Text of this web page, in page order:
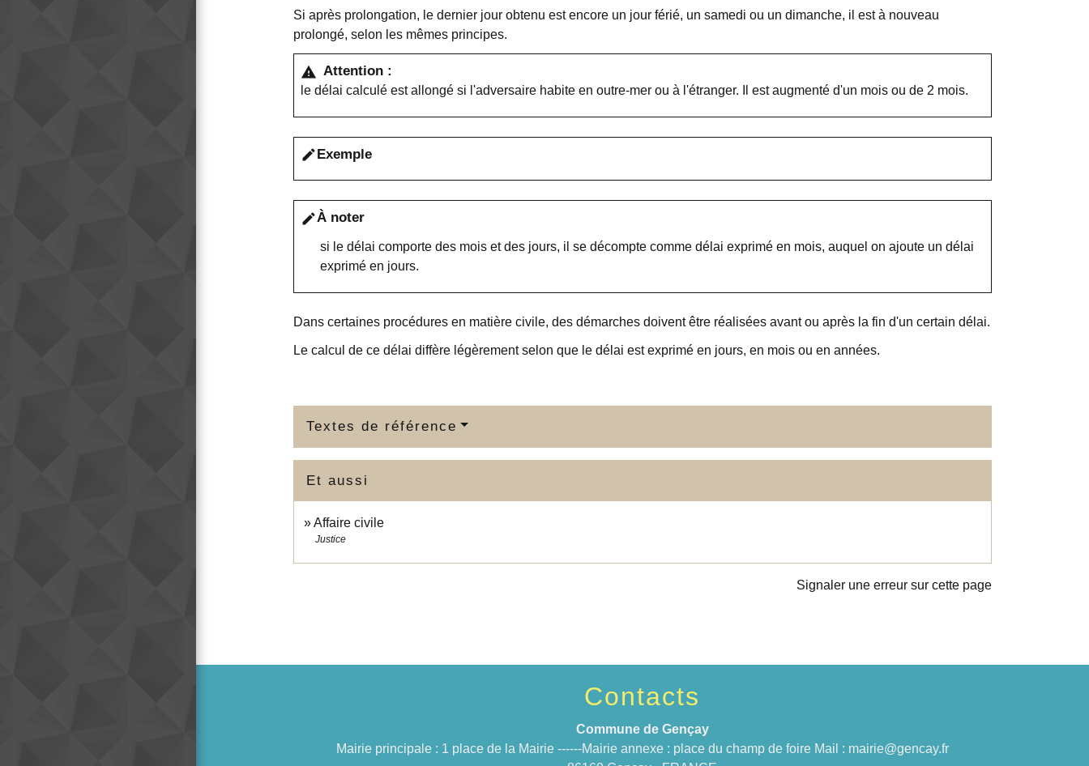
Si après prolongation, le dernier jour obtenu est encore un jour férié, un samedi ou un dimanche, il est à nouveau
prolongé, selon les mêmes principes.
warning Attention :
le délai calculé est allongé si l'adversaire habite en outre-mer ou à l'étranger. Il est augmenté d'un mois ou de 2 mois.
editExemple
editÀ noter
si le délai comporte des mois et des jours, il se décompte comme délai exprimé en mois, auquel on ajoute un délai
exprimé en jours.
Dans certaines procédures en matière civile, des démarches doivent être réalisées avant ou après la fin d'un certain délai.
Le calcul de ce délai diffère légèrement selon que le délai est exprimé en jours, en mois ou en années.
Textes de référence
Et aussi
Affaire civile
Justice
Signaler une erreur sur cette page
Contacts
Commune de Gençay
Mairie principale : 1 place de la Mairie ------Mairie annexe : place du champ de foire Mail : mairie@gencay.fr